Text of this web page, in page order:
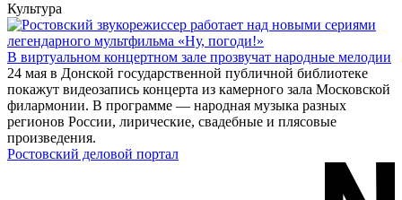
Культура
В виртуальном концертном зале прозвучат народные мелодии
24 мая в Донской государственной публичной библиотеке
покажут видеозапись концерта из камерного зала Московской
филармонии. В программе — народная музыка разных
регионов России, лирические, свадебные и плясовые
произведения.
Ростовский деловой портал